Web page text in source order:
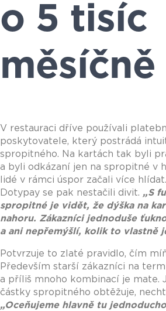
o 5 tisíc
měsíčně
V restauraci dříve používali
poskytovatele, který postrádá
spropitného. Na kartách tak byli
a byli odkázaní jen na spropitné v
lidé v rámci úspor začali více
Dotypay se pak nestačili divit. „S
spropitné je vidět, že dýška na
nahoru. Zákazníci jednoduše
a ani nepřemýšlí, kolik to vlastně
Potvrzuje to zlaté pravidlo, čím
Především starší zákazníci na
a příliš mnoho kombinací je mate.
částky spropitného obtěžuje,
„Oceňujeme hlavně tu